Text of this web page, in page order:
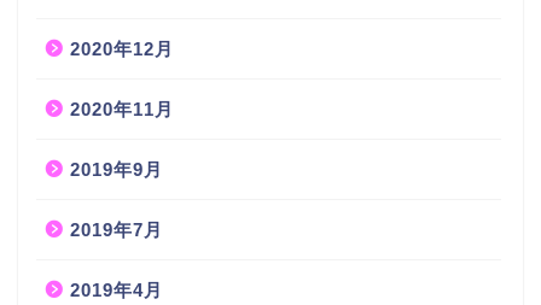
2020年12月
2020年11月
2019年9月
2019年7月
2019年4月